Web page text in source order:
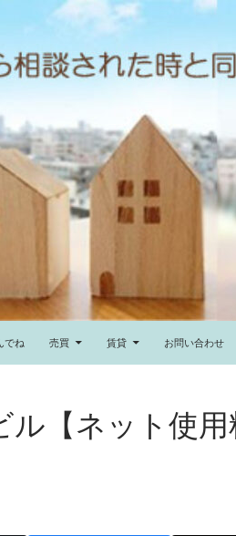
でね 売買 賃貸 お問い合わせ
ル【ネット使